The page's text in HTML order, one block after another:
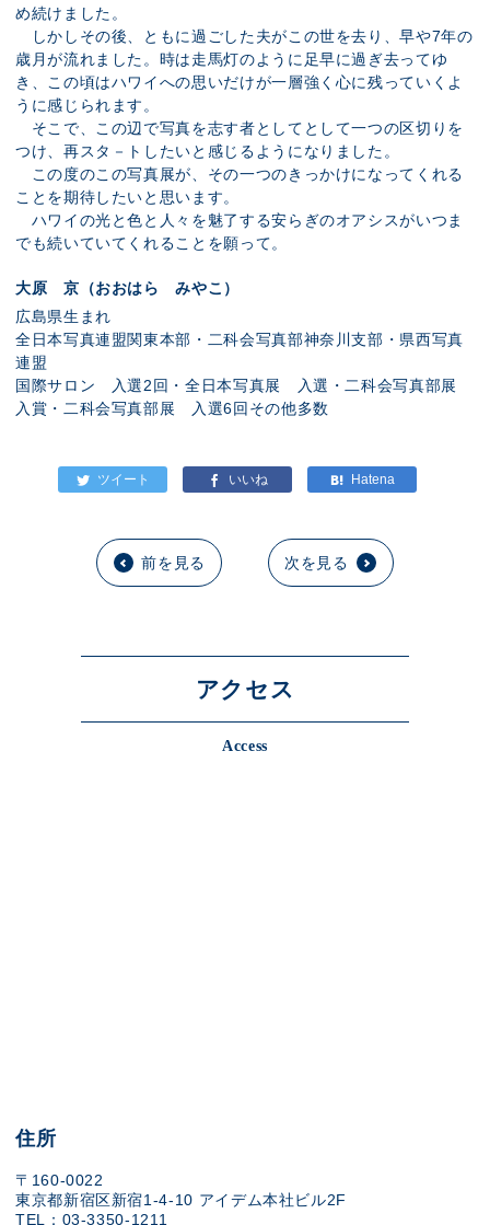
め続けました。
しかしその後、ともに過ごした夫がこの世を去り、早や7年の
歳月が流れました。時は走馬灯のように足早に過ぎ去ってゆ
き、この頃はハワイへの思いだけが一層強く心に残っていくよ
うに感じられます。
そこで、この辺で写真を志す者としてとして一つの区切りを
つけ、再スタ－トしたいと感じるようになりました。
この度のこの写真展が、その一つのきっかけになってくれる
ことを期待したいと思います。
ハワイの光と色と人々を魅了する安らぎのオアシスがいつま
でも続いていてくれることを願って。
大原 京（おおはら みやこ）
広島県生まれ
全日本写真連盟関東本部・二科会写真部神奈川支部・県西写真
連盟
国際サロン 入選2回・全日本写真展 入選・二科会写真部展
入賞・二科会写真部展 入選6回その他多数
前を見る 次を見る
アクセス
Access
住所
〒160-0022
東京都新宿区新宿1-4-10 アイデム本社ビル2F
TEL：03-3350-1211